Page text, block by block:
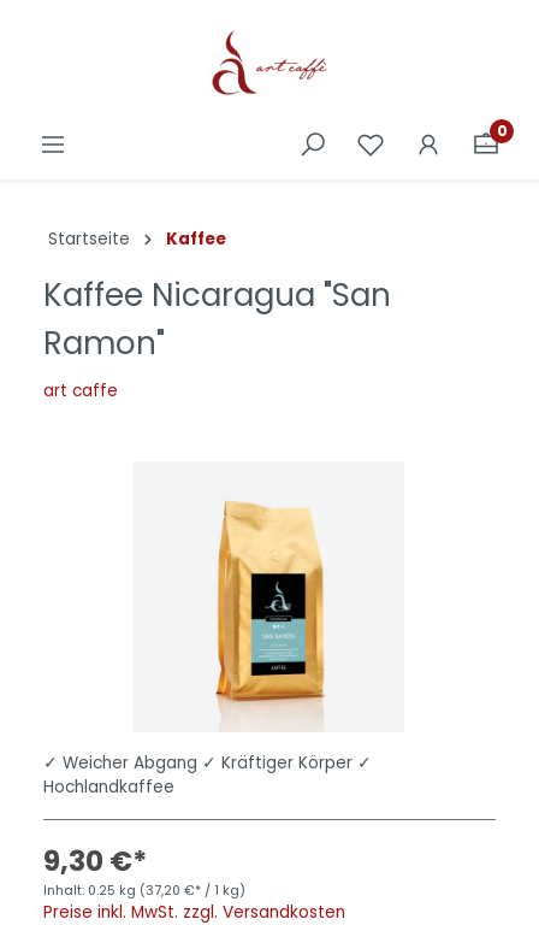
0
Startseite Kaffee
Kaffee Nicaragua "San
Ramon"
art caffe
✓ Weicher Abgang ✓ Kräftiger Körper ✓
Hochlandkaffee
9,30 €*
Inhalt: 0.25 kg (37,20 €* / 1 kg)
Preise inkl. MwSt. zzgl. Versandkosten